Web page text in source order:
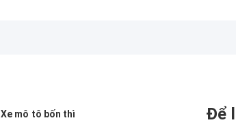
Xe mô tô bốn thì Để